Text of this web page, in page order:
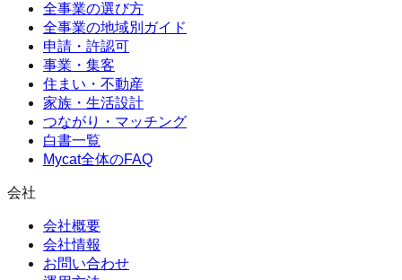
全事業の選び方
全事業の地域別ガイド
申請・許認可
事業・集客
住まい・不動産
家族・生活設計
つながり・マッチング
白書一覧
Mycat全体のFAQ
会社
会社概要
会社情報
お問い合わせ